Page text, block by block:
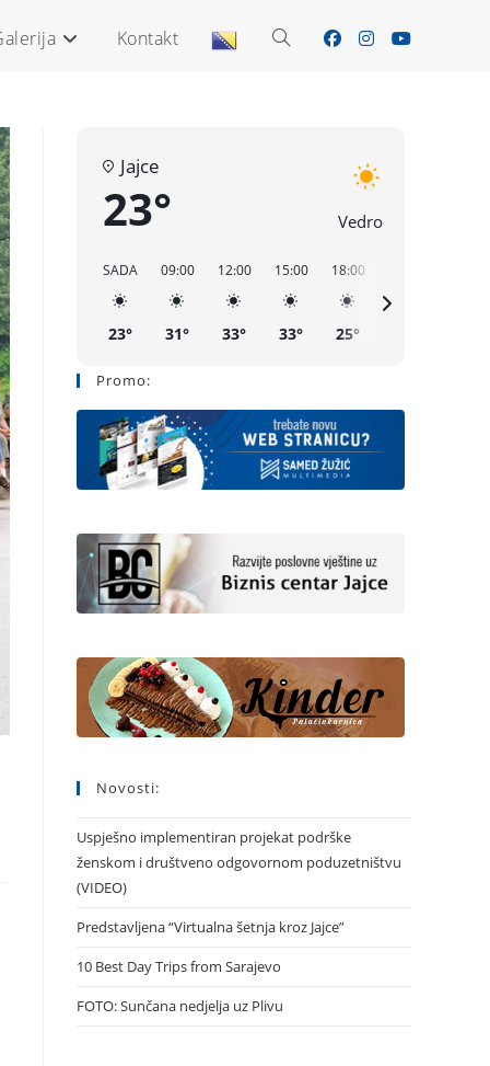
Kontakt
Jajce
23° Vedro
SADA
23°
09:00
31°
12:00
33°
15:00
33°
18:00
25°
Promo:
Novosti:
Uspješno implementiran projekat podrške
ženskom i društveno odgovornom poduzetništvu
(VIDEO)
Predstavljena “Virtualna šetnja kroz Jajce”
10 Best Day Trips from Sarajevo
FOTO: Sunčana nedjelja uz Plivu